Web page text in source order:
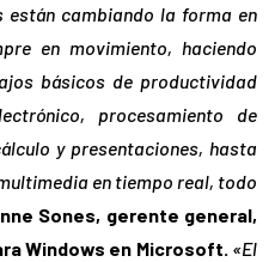
cambiando la forma en
en movimiento, haciendo
básicos de productividad
procesamiento de
y presentaciones, hasta
en tiempo real, todo
Sones, gerente general,
Windows en Microsoft. «El